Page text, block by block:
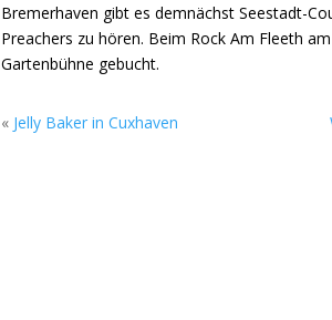
Bremerhaven gibt es demnächst Seestadt-
Preachers zu hören. Beim Rock Am Fleeth
Gartenbühne gebucht.
« Jelly Baker in Cuxhaven